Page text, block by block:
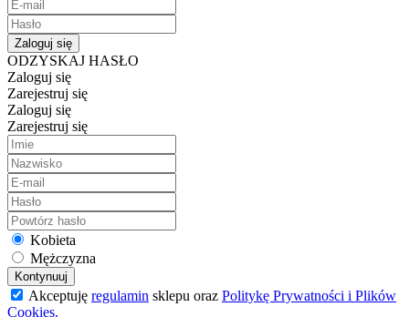
Zaloguj się
ODZYSKAJ HASŁO
Zaloguj się
Zarejestruj się
Zaloguj się
Zarejestruj się
Kobieta
Mężczyzna
Kontynuuj
Akceptuję regulamin sklepu oraz Politykę Prywatności i Plików
Cookies.